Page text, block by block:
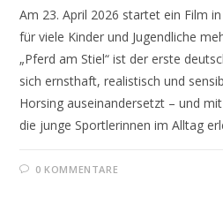
Am 23. April 2026 startet ein Film
für viele Kinder und Jugendliche
„Pferd am Stiel“ ist der erste
sich ernsthaft, realistisch und
Horsing auseinandersetzt – und
die junge Sportlerinnen im Alltag
0 KOMMENTARE